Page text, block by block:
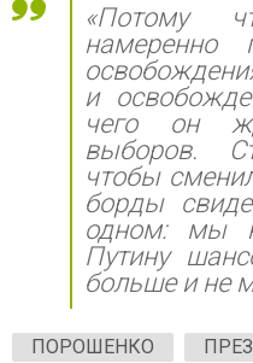
«Потому
намеренно
и
чего он
выборов.
чтобы
борды
одном: мы
Путину
больше и не
ПОРОШЕНКО